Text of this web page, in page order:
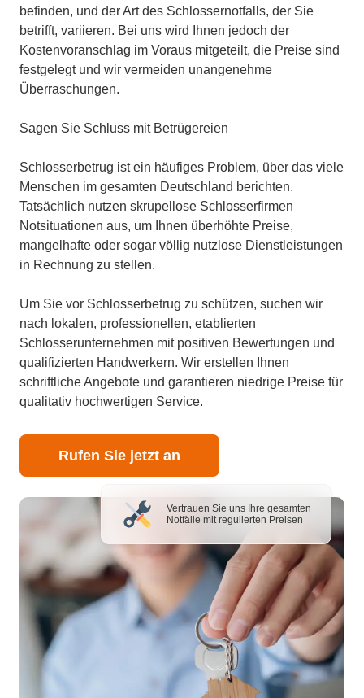
befinden, und der Art des Schlossernotfalls, der Sie
betrifft, variieren. Bei uns wird Ihnen jedoch der
Kostenvoranschlag im Voraus mitgeteilt, die Preise sind
festgelegt und wir vermeiden unangenehme
Überraschungen.
Sagen Sie Schluss mit Betrügereien
Schlosserbetrug ist ein häufiges Problem, über das viele
Menschen im gesamten Deutschland berichten.
Tatsächlich nutzen skrupellose Schlosserfirmen
Notsituationen aus, um Ihnen überhöhte Preise,
mangelhafte oder sogar völlig nutzlose Dienstleistungen
in Rechnung zu stellen.
Um Sie vor Schlosserbetrug zu schützen, suchen wir
nach lokalen, professionellen, etablierten
Schlosserunternehmen mit positiven Bewertungen und
qualifizierten Handwerkern. Wir erstellen Ihnen
schriftliche Angebote und garantieren niedrige Preise für
qualitativ hochwertigen Service.
Rufen Sie jetzt an
Vertrauen Sie uns Ihre gesamten
Notfälle mit regulierten Preisen